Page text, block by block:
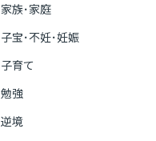
家族･家庭
子宝･不妊･妊娠
子育て
勉強
逆境